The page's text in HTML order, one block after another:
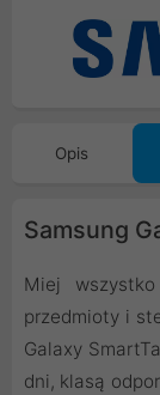
Opis
Samsung
Miej
przedmioty i
Galaxy
dni, klasą